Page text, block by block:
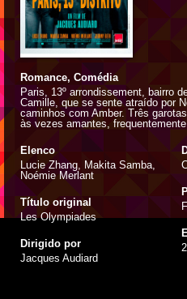
Romance, Comédia
Paris, 13º arrondissement, bairro
Camille, que se sente atraído por
caminhos com Amber. Três
às vezes amantes, frequentemente
Elenco
Lucie Zhang, Makita Samba,
Noémie Merlant
Título original
Les Olympiades
Dirigido por
Jacques Audiard